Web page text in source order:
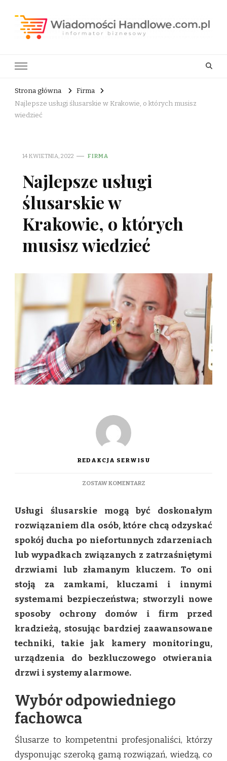
Strona główna
Firma
Najlepsze usługi ślusarskie w Krakowie, o których musisz
wiedzieć
14 KWIETNIA, 2022 FIRMA
Najlepsze usługi
ślusarskie w
Krakowie, o których
musisz wiedzieć
REDAKCJA SERWISU
ZOSTAW KOMENTARZDO
ŚLUSARSKIE
KRAKOWIE,
O
KTÓRYCH
MUSISZ
WIEDZIEĆ
Usługi ślusarskie mogą być doskonałym
rozwiązaniem dla osób, które chcą odzyskać
spokój ducha po niefortunnych zdarzeniach
lub wypadkach związanych z zatrzaśniętymi
drzwiami lub złamanym kluczem. To oni
stoją za zamkami, kluczami i innymi
systemami bezpieczeństwa; stworzyli nowe
sposoby ochrony domów i firm przed
kradzieżą, stosując bardziej zaawansowane
techniki, takie jak kamery monitoringu,
urządzenia do bezkluczowego otwierania
drzwi i systemy alarmowe.
Wybór odpowiedniego
fachowca
Ślusarze to kompetentni profesjonaliści, którzy
dysponując szeroką gamą rozwiązań, wiedzą, co